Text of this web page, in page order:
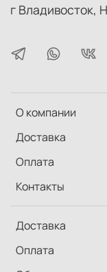
О компании
Доставка
Оплата
Контакты
Доставка
Оплата
г Владивосток,